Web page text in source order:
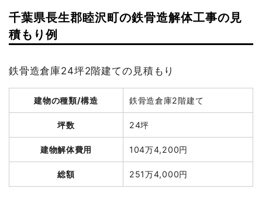
建物の種類/構造 木造住宅2階建て
坪数 24坪
建物解体費用 312万円
総額 495万円
品名 数量 単価
金額
木造住宅24坪2階建て
130,000円
建物の種類/構造
建物解体費用 136万8,000円
総額 210万4,080円
軽量鉄骨造住宅36坪2階建
36
坪
38,000
円
1,368,000
千葉県長生郡睦沢町の鉄骨造解体工事の見
積もり例
鉄骨造倉庫24坪2階建ての見積もり
建物の種類/構造 鉄骨造倉庫2階建て
坪数 24坪
建物解体費用 104万4,200円
総額 251万4,000円